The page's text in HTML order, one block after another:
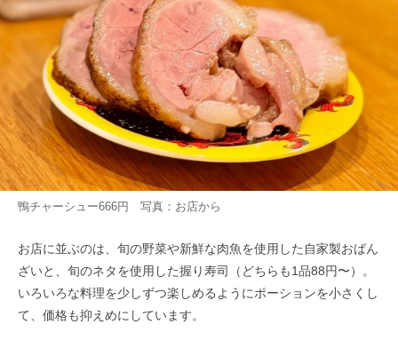
鴨チャーシュー666円 写真：お店から
お店に並ぶのは、旬の野菜や新鮮な肉魚を使用した自家製おばん
ざいと、旬のネタを使用した握り寿司（どちらも1品88円〜）。
いろいろな料理を少しずつ楽しめるようにポーションを小さくし
て、価格も抑えめにしています。